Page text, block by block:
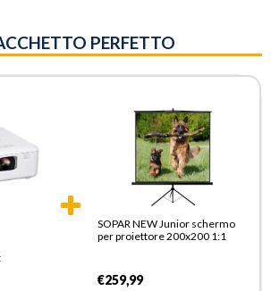
PERFETTO
SOPAR NEW Junior schermo
per proiettore 200x200 1:1
€259,99